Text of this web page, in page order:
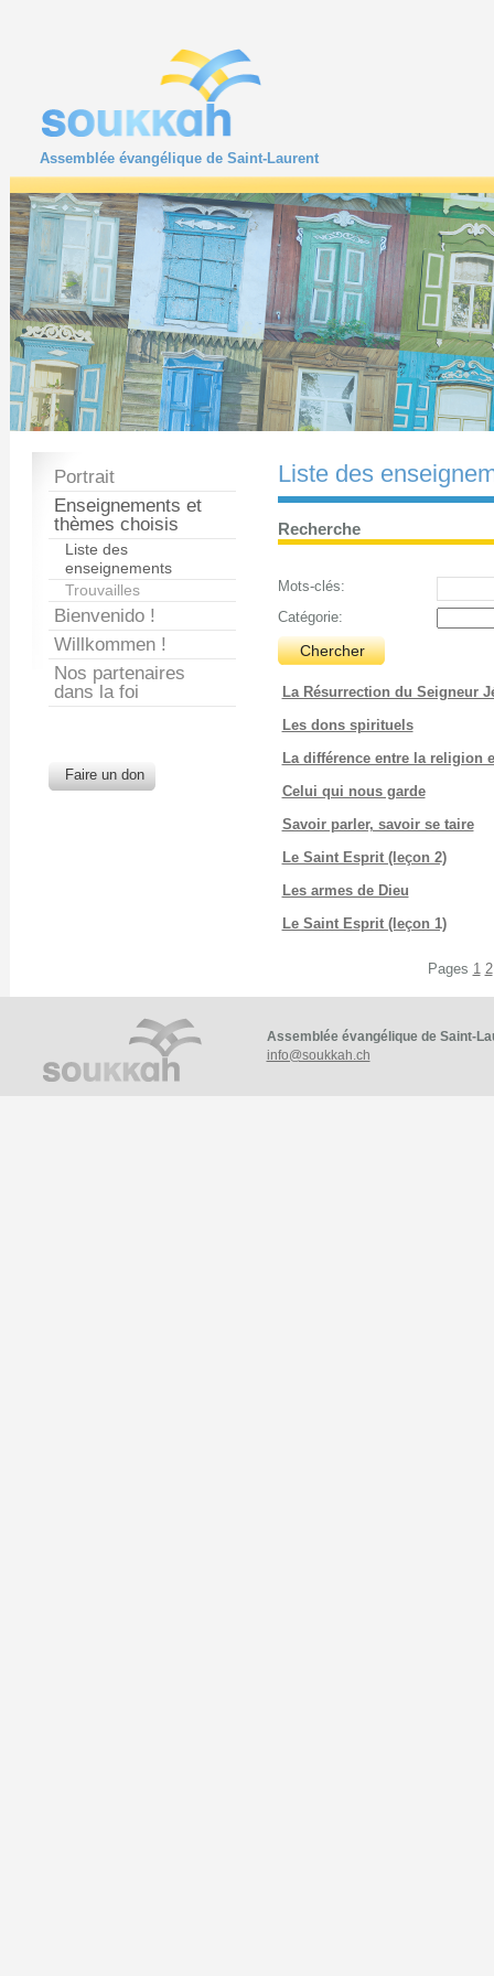
Assemblée évangélique de Saint-Laurent
Liste des
Recherche
Mots-clés:
Catégorie:
La Résurrection du Seigneur
Les dons spirituels
La différence entre la religion
Celui qui nous garde
Savoir parler, savoir se taire
Le Saint Esprit (leçon 2)
Les armes de Dieu
Le Saint Esprit (leçon 1)
Pages 1 2
Portrait
Enseignements et
thèmes choisis
Liste des
enseignements
Trouvailles
Bienvenido !
Willkommen !
Nos partenaires
dans la foi
Faire un don
Assemblée évangélique de Saint-
info@soukkah.ch